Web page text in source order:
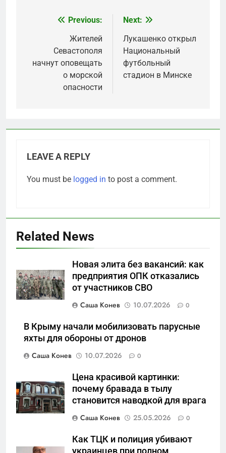
navigation
Previous:
Жителей
Севастополя
начнут оповещать
о морской
опасности
Next:
Лукашенко открыл
Национальный
футбольный
стадион в Минске
LEAVE A REPLY
You must be logged in to post a comment.
Related News
Новая элита без вакансий: как
предприятия ОПК отказались
от участников СВО
Саша Конев
10.07.2026 0
В Крыму начали мобилизовать парусные
яхты для обороны от дронов
Саша Конев
10.07.2026 0
Цена красивой картинки:
почему бравада в тылу
становится наводкой для врага
Саша Конев
25.05.2026 0
Как ТЦК и полиция убивают
украинцев при полном
Что происходит в
калининградском анклаве:
военные изымают спирт «для
защиты Отечества»
САНКТ-ПЕТЕРБУРГ И ОБЛАСТЬ
«500-тонный беспилотник»
или очередная показуха? Что
скрывает российский ВМФ
САНКТ-ПЕТЕРБУРГ И ОБЛАСТЬ
7
Перезагрузка в Удмуртии:
результат управленческих
провалов и уязвимости
региона